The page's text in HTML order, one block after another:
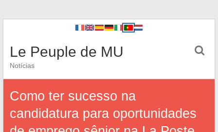
Le Peuple de MU
Notícias
Como ter sucesso na
candidatura para oportunidades